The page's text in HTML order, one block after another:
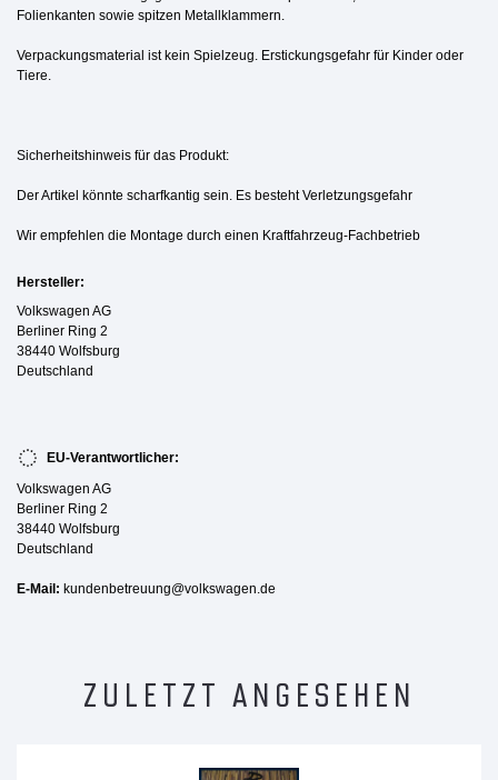
Folienkanten sowie spitzen Metallklammern.
Verpackungsmaterial ist kein Spielzeug. Erstickungsgefahr für Kinder oder
Tiere.
Sicherheitshinweis für das Produkt:
Der Artikel könnte scharfkantig sein. Es besteht Verletzungsgefahr
Wir empfehlen die Montage durch einen Kraftfahrzeug-Fachbetrieb
Hersteller:
Volkswagen AG
Berliner Ring 2
38440 Wolfsburg
Deutschland
EU-Verantwortlicher:
Volkswagen AG
Berliner Ring 2
38440 Wolfsburg
Deutschland
E-Mail: kundenbetreuung@volkswagen.de
ZULETZT ANGESEHEN